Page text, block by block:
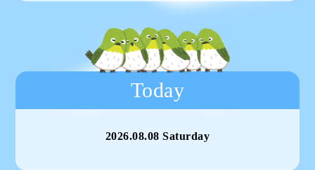
Today
2026.08.08 Saturday